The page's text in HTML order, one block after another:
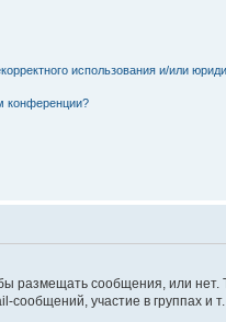
использования и/или
конференции?
размещать сообщения, или нет.
участие в группах и т.